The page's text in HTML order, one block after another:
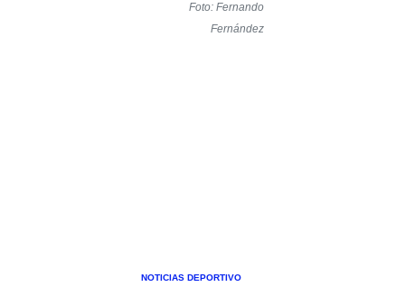
Foto: Fernando
Fernández
NOTICIAS DEPORTIVO